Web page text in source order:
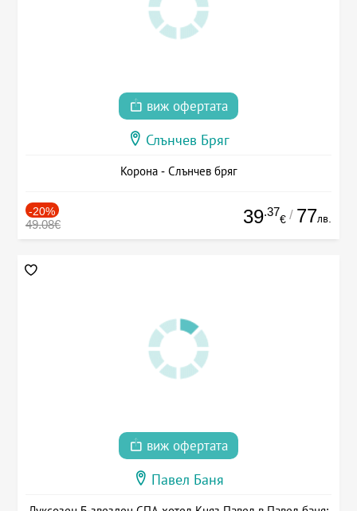
виж офертата
Слънчев Бряг
Корона - Слънчев бряг
-20%
49.08€ 39.37
€ / 77лв.
виж офертата
Павел Баня